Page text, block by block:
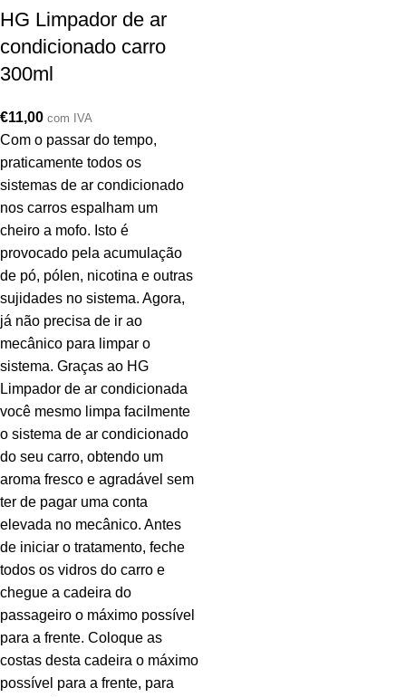
HG Limpador de ar
condicionado carro
300ml
€11,00 com IVA
Com o passar do tempo,
praticamente todos os
sistemas de ar condicionado
nos carros espalham um
cheiro a mofo. Isto é
provocado pela acumulação
de pó, pólen, nicotina e outras
sujidades no sistema. Agora,
já não precisa de ir ao
mecânico para limpar o
sistema. Graças ao HG
Limpador de ar condicionada
você mesmo limpa facilmente
o sistema de ar condicionado
do seu carro, obtendo um
aroma fresco e agradável sem
ter de pagar uma conta
elevada no mecânico. Antes
de iniciar o tratamento, feche
todos os vidros do carro e
chegue a cadeira do
passageiro o máximo possível
para a frente. Coloque as
costas desta cadeira o máximo
possível para a frente, para